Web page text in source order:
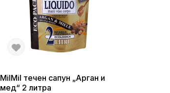
MilMil течен сапун „Арган и
мед“ 2 литра